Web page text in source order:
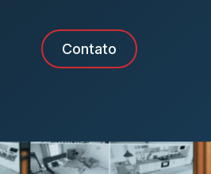
Contato